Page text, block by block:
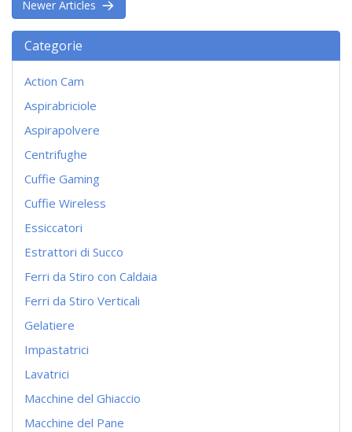
Newer Articles
Categorie
Action Cam
Aspirabriciole
Aspirapolvere
Centrifughe
Cuffie Gaming
Cuffie Wireless
Essiccatori
Estrattori di Succo
Ferri da Stiro con Caldaia
Ferri da Stiro Verticali
Gelatiere
Impastatrici
Lavatrici
Macchine del Ghiaccio
Macchine del Pane